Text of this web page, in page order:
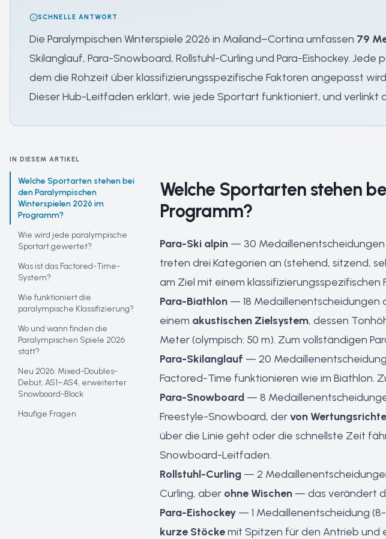
SCHNELLE ANTWORT
Die Paralympischen Winterspiele 2026 in Mailand–Cortina umfassen 79
Skilanglauf, Para-Snowboard, Rollstuhl-Curling und Para-Eishockey.
dem die Rohzeit über klassifizierungsspezifische Faktoren angepasst
Dieser Hub-Leitfaden erklärt, wie jede Sportart funktioniert, und verlinkt
IN DIESEM ARTIKEL
Welche Sportarten stehen bei
den Paralympischen
Winterspielen 2026 im
Programm?
Wie wird jede paralympische
Sportart gewertet?
Was ist das Factored-Time-
System?
Wie funktioniert die
paralympische Klassifizierung?
Wo und wann finden die
Paralympischen Spiele 2026
statt?
Neu 2026: Mixed-Doubles-
Debüt, AS1–AS4, erweiterter
Snowboard-Block
Häufige Fragen
Welche Sportarten stehen
Programm?
Para-Ski alpin — 30 Medaillenentscheidungen
treten drei Kategorien an (stehend, sitzend,
am Ziel mit einem
Para-Biathlon — 18 Medaillenentscheidungen
einem akustischen Zielsystem, dessen
Meter (olympisch: 50 m). Zum vollständigen
Para-Skilanglauf — 20
Factored-Time funktionieren wie im Biathlon.
Para-Snowboard — 8
Freestyle-Snowboard, dervon
über die Linie geht oder die schnellste Zeit
Snowboard-Leitfaden.
Rollstuhl-Curling — 2
Curling, aber ohne Wischen — das verändert
Para-Eishockey — 1 Medaillenentscheidung
kurze Stöckemit Spitzen für den Antrieb und